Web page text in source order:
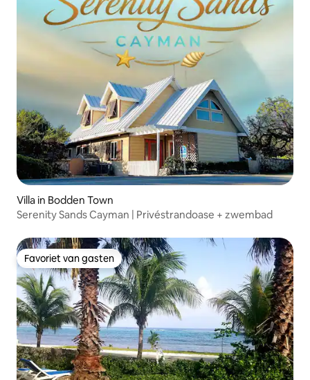
Villa in Bodden Town
Serenity Sands Cayman | Privéstrandoase + zwembad
Favoriet van gasten
Favoriet van gasten